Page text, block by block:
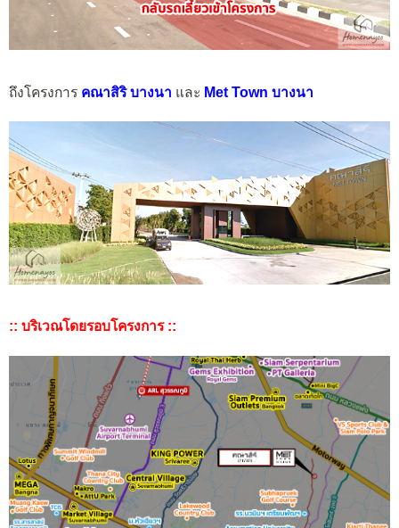
ถึงโครงการ คณาสิริ บางนา และ Met Town บางนา
:: บริเวณโดยรอบโครงการ ::